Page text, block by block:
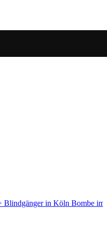
Bombe im Rhein! RTL liegt